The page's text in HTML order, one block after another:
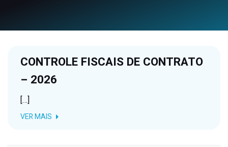
CONTROLE FISCAIS DE CONTRATO
– 2026
[…]
VER MAIS